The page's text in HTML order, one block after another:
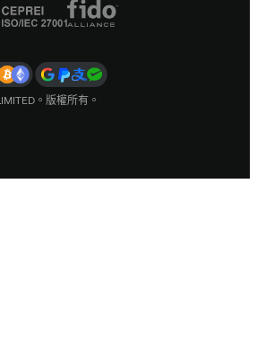
。版權所有。